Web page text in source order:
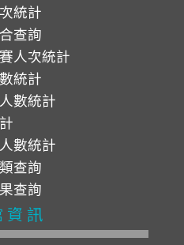
統計
查詢
人次統計
統計
數統計
數統計
查詢
查詢
資訊